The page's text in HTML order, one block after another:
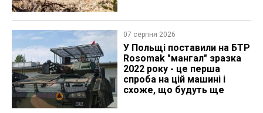
07 серпня 2026
У Польщі поставили на БТР
Rosomak "мангал" зразка
2022 року - це перша
спроба на цій машині і
схоже, що будуть ще